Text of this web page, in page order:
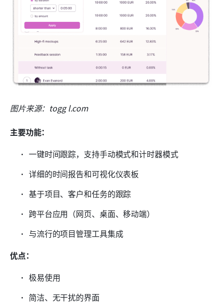
图片来源：togg l.com
主要功能：
一键时间跟踪，支持手动模式和计时器模式
详细的时间报告和可视化仪表板
基于项目、客户和任务的跟踪
跨平台应用（网页、桌面、移动端）
与流行的项目管理工具集成
优点：
极易使用
简洁、无干扰的界面